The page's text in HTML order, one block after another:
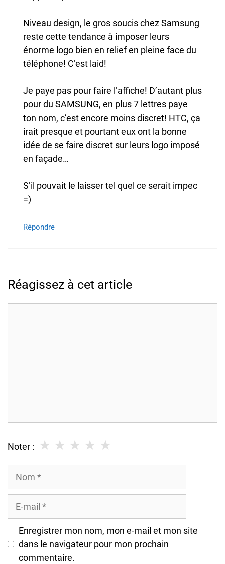
Niveau design, le gros soucis chez Samsung
reste cette tendance à imposer leurs
énorme logo bien en relief en pleine face du
téléphone! C’est laid!
Je paye pas pour faire l’affiche! D’autant plus
pour du SAMSUNG, en plus 7 lettres paye
ton nom, c’est encore moins discret! HTC, ça
irait presque et pourtant eux ont la bonne
idée de se faire discret sur leurs logo imposé
en façade…
S’il pouvait le laisser tel quel ce serait impec
=)
Répondre
Réagissez à cet article
Noter : ★
★
★
★
★
Enregistrer mon nom, mon e-mail et mon site
dans le navigateur pour mon prochain
commentaire.